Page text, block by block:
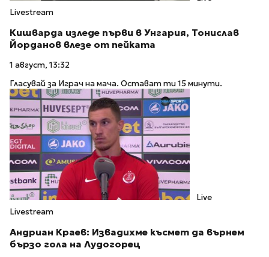
Livestream
Кишварда изледе първи в Унгария, Тонислав
Йорданов влезе от пейката
1 август, 13:32
Гласувай за Играч на мача. Остават ти 15 минути.
Live
Livestream
Андриан Краев: Извадихме късмет да върнем
бързо гола на Лудогорец